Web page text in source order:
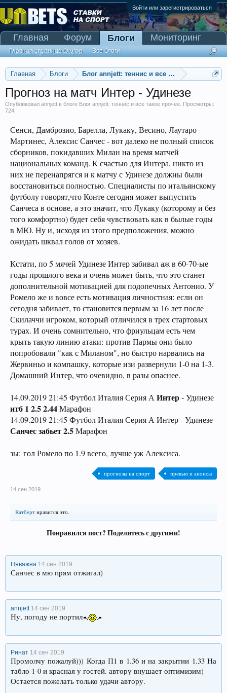
Войти или зарегистрироваться
Главная Блоги Блог annjett: теннис и все такое прочее
Прогноз на матч Интер - Удинезе
Опубликовал annjett в блоге Блог annjett: теннис и все такое прочее . Просмотры:
724
Сенси, Дамброзио, Барелла, Лукаку, Весино, Лаутаро
Мартинес, Алексис Санчес - вот далеко не полный список
сборников, покидавших Милан на время матчей
национальных команд. К счастью для Интера, никто из
них не перенапрягся и к матчу с Удинезе должны были
восстановиться полностью. Специалисты по итальянскому
футболу говорят,что Конте сегодня может выпустить
Санчеса в основе, а это значит, что Лукаку (которому и без
того комфортно) будет себя чувствовать как в былые годы
в МЮ. Ну и, исходя из этого предположения, можно
ожидать шквал голов от хозяев.
Кстати, по 5 мячей Удинезе Интер забивал аж в 60-70-ые
годы прошлого века и очень может быть, что это станет
дополнительной мотивацией для подопечных Антонио. У
Ромело же и вовсе есть мотивация личностная: если он
сегодня забивает, то становится первым за 16 лет после
Скилаччи игроком, который отличился в трех стартовых
турах. И очень сомнительно, что фриульцам есть чем
крыть такую линию атаки: против Пармы они было
попробовали "как с Миланом", но быстро нарвались на
Жервиньо и компашку, которые изи развернули 1-0 на 1-3.
Домашний Интер, что очевидно, в разы опаснее.
14.09.2019 21:45 Футбол Италия Серия АИнтер- Удинезе
итб 1 2.5 2.44Марафон
14.09.2019 21:45 Футбол Италия Серия А Интер - Удинезе
Санчес забьет 2.5Марафон
зы: гол Ромело по 1.9 всего, лучше уж Алексиса.
прогнозы на спорт превью и анонсы
14 сен 2019
Катберт нравится это.
Понравился пост? Поделитесь с другими!
Няважна 14 сен 2019
Санчес в мю прям отжигал)
annjett 14 сен 2019
Ну, погоду не портил
Ринат 14 сен 2019
Промолчу пожалуй))) Когда П1 в 1.36 и на закрытии 1.33 На
табло 1-0 и красная у гостей. автору внушает оптимизим)
Остается пожелать только удачи автору.
Главная Форум Блоги
Главная страница блогов Все блоги
Мониторинг
Сканер Pinnacle